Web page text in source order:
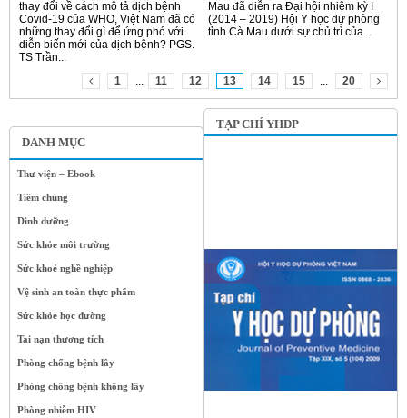
DANH MỤC
Thư viện – Ebook
Tiêm chủng
Dinh dưỡng
Sức khỏe môi trường
Sức khoẻ nghề nghiệp
Vệ sinh an toàn thực phẩm
Sức khỏe học đường
Tai nạn thương tích
Phòng chống bệnh lây
Phòng chống bệnh không lây
Phòng nhiễm HIV
thay đổi về cách mô tả dịch bệnh
Covid-19 của WHO, Việt Nam đã có
những thay đổi gì để ứng phó với
diễn biến mới của dịch bệnh? PGS.
TS Trần...
Mau đã diễn ra Đại hội nhiệm kỳ I
(2014 – 2019) Hội Y học dự phòng
tỉnh Cà Mau dưới sự chủ trì của...
1 ... 11 12 13 14 15 ... 20
TẠP CHÍ YHDP